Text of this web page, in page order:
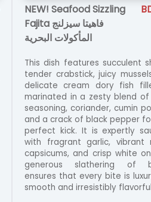
NEW! Seafood Sizzling
Fajita فاهيتا سيزلنج
المأكولات البحرية
This dish features succulent
tender crabstick, juicy
delicate cream dory fish
marinated in a zesty blend
seasoning, coriander, cumin
and a crack of black pepper
perfect kick. It is expertly
with fragrant garlic, vibrant
capsicums, and crisp white
generous slathering of
ensures that every bite is
smooth and irresistibly